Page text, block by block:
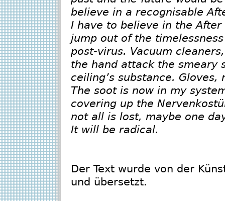
believe in a recognisable
I have to believe in the
jump out of the
post-virus. Vacuum
the hand attack the smeary
ceiling’s substance.
The soot is now in my
covering up the
not all is lost, maybe one
It will be radical.
Der Text wurde von der
und übersetzt.